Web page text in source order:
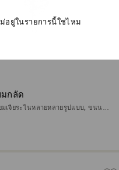
มกลัด
เจียระไนหลายหลายรูปแบบ, ขนนก,
อยู่ในรายการนี้ใช่ไหม